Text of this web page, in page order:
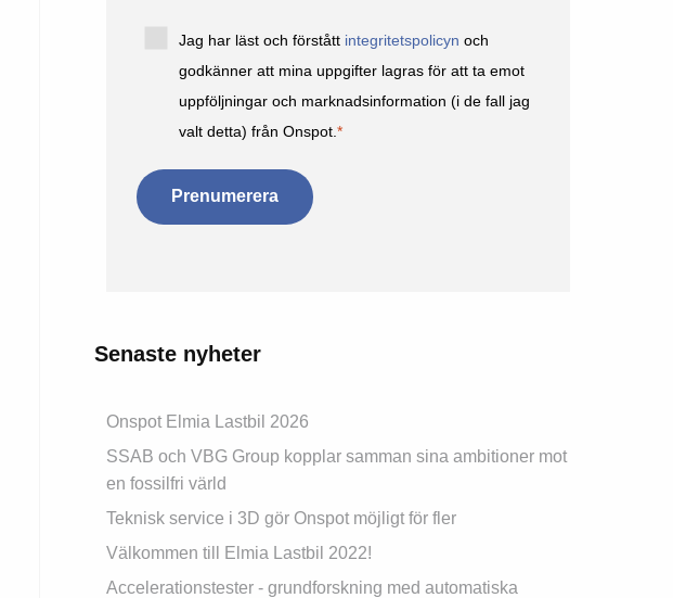
Jag har läst och förstått integritetspolicyn och
godkänner att mina uppgifter lagras för att ta emot
uppföljningar och marknadsinformation (i de fall jag
valt detta) från Onspot. *
Senaste nyheter
Onspot Elmia Lastbil 2026
SSAB och VBG Group kopplar samman sina ambitioner mot
en fossilfri värld
Teknisk service i 3D gör Onspot möjligt för fler
Välkommen till Elmia Lastbil 2022!
Accelerationstester - grundforskning med automatiska